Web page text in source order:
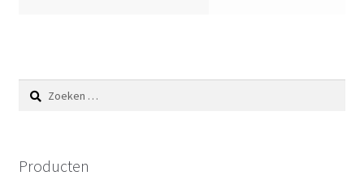
Zoeken
naar:
Producten